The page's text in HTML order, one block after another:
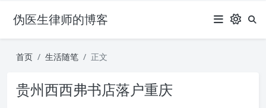
伪医生律师的博客
首页 生活随笔 正文
贵州西西弗书店落户重庆